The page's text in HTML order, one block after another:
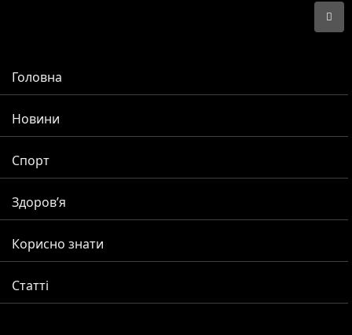
Головна
Новини
Спорт
Здоров’я
Корисно знати
Статті